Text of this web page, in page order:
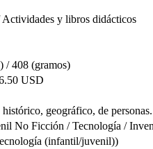
y libros didácticos
/ 408 (gramos)
USD
geográfico, de personas.
No Ficción / Tecnología /
(infantil/juvenil))